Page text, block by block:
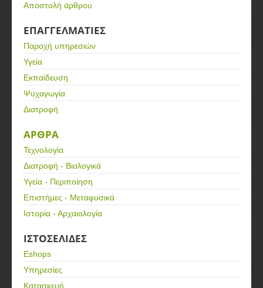
Αποστολή άρθρου
ΕΠΑΓΓΕΛΜΑΤΙΕΣ
Παροχή υπηρεσιών
Υγεία
Εκπαίδευση
Ψυχαγωγία
Διατροφή
ΑΡΘΡΑ
Τεχνολογία
Διατροφή - Βιολογικά
Υγεία - Περιποίηση
Επιστήμες - Μεταφυσικά
Ιστορία - Αρχαιολογία
ΙΣΤΟΣΕΛΙΔΕΣ
Eshops
Υπηρεσίες
Κατασκευή